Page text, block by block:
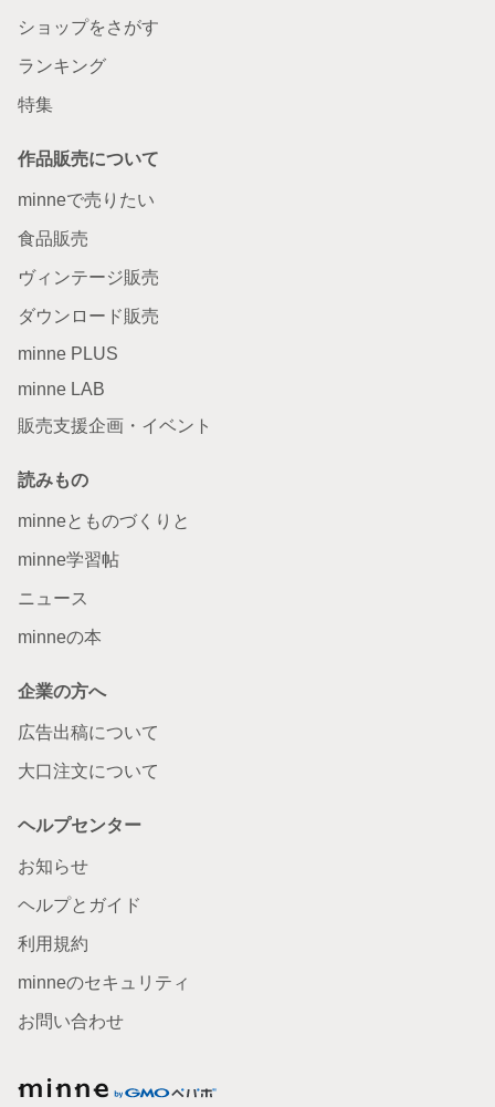
ショップをさがす
ランキング
特集
作品販売について
minneで売りたい
食品販売
ヴィンテージ販売
ダウンロード販売
minne PLUS
minne LAB
販売支援企画・イベント
読みもの
minneとものづくりと
minne学習帖
ニュース
minneの本
企業の方へ
広告出稿について
大口注文について
ヘルプセンター
お知らせ
ヘルプとガイド
利用規約
minneのセキュリティ
お問い合わせ